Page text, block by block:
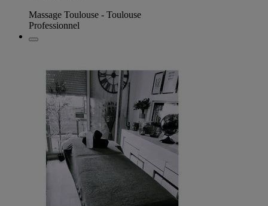
Massage Toulouse - Toulouse
Professionnel